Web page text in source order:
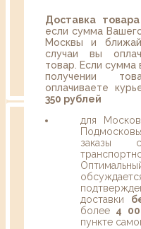
Доставка
если сумма
Москвы и
случаи вы
товар. Если сумма
получении
оплачиваете
350 рублей
для
заказы
доставки
более 4
пункте